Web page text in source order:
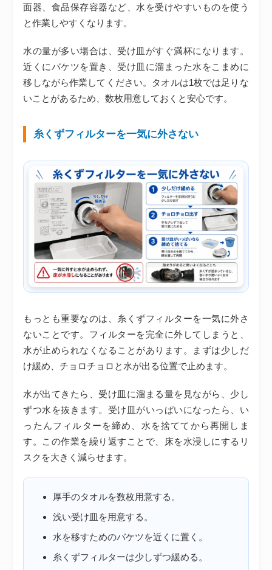
面器、食品保存容器など、水を受けやすいものを使う
と作業しやすくなります。
水の量が多い場合は、受け皿がすぐ満杯になります。
近くにバケツを置き、受け皿に溜まった水をこまめに
移しながら作業してください。タオルは1枚では足りな
いことがあるため、数枚用意しておくと安心です。
糸くずフィルターを一気に外さない
もっとも重要なのは、糸くずフィルターを一気に外さ
ないことです。フィルターを完全に外してしまうと、
水が止められなくなることがあります。まずは少しだ
け緩め、チョロチョロと水が出る位置で止めます。
水が出てきたら、受け皿に溜まる量を見ながら、少し
ずつ水を抜きます。受け皿がいっぱいになったら、い
ったんフィルターを締め、水を捨ててから再開しま
す。この作業を繰り返すことで、床を水浸しにするリ
スクを大きく減らせます。
厚手のタオルを数枚用意する。
浅い受け皿を用意する。
水を移すためのバケツを近くに置く。
糸くずフィルターは少しずつ緩める。